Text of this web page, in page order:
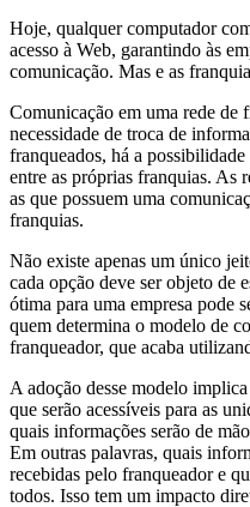
Hoje, qualquer computador
acesso à Web, garantindo às
comunicação. Mas e as
Comunicação em uma rede de
necessidade de troca de
franqueados, há a
entre as próprias franquias. As
as que possuem uma
franquias.
Não existe apenas um único
cada opção deve ser objeto de
ótima para uma empresa pode
quem determina o modelo de
franqueador, que acaba
A adoção desse modelo
que serão acessíveis para as
quais informações serão de
Em outras palavras, quais
recebidas pelo franqueador e
todos. Isso tem um impacto